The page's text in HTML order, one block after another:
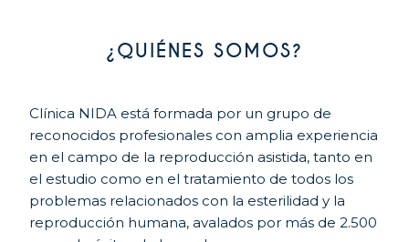
¿QUIÉNES SOMOS?
Clínica NIDA está formada por un grupo de
reconocidos profesionales con amplia experiencia
en el campo de la reproducción asistida, tanto en
el estudio como en el tratamiento de todos los
problemas relacionados con la esterilidad y la
reproducción humana, avalados por más de 2.500